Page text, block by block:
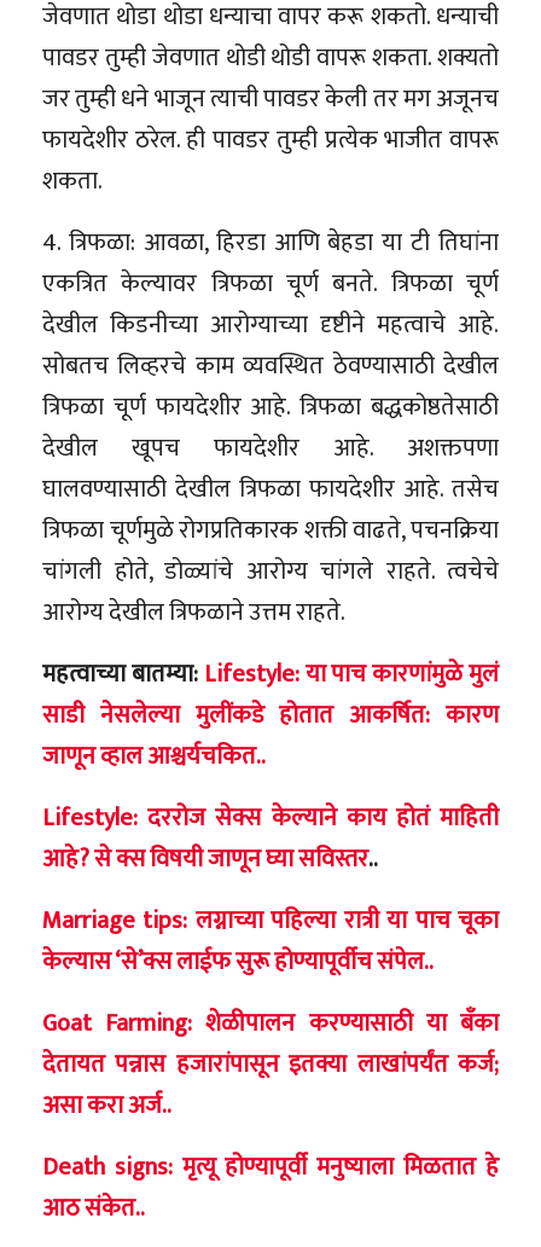
जेवणात थोडा थोडा धन्याचा वापर करू शकतो. धन्याची
पावडर तुम्ही जेवणात थोडी थोडी वापरू शकता. शक्यतो
जर तुम्ही धने भाजून त्याची पावडर केली तर मग अजूनच
फायदेशीर ठरेल. ही पावडर तुम्ही प्रत्येक भाजीत वापरू
शकता.
4. त्रिफळा: आवळा, हिरडा आणि बेहडा या टी तिघांना
एकत्रित केल्यावर त्रिफळा चूर्ण बनते. त्रिफळा चूर्ण
देखील किडनीच्या आरोग्याच्या दृष्टीने महत्वाचे आहे.
सोबतच लिव्हरचे काम व्यवस्थित ठेवण्यासाठी देखील
त्रिफळा चूर्ण फायदेशीर आहे. त्रिफळा बद्धकोष्ठतेसाठी
देखील खूपच फायदेशीर आहे. अशक्तपणा
घालवण्यासाठी देखील त्रिफळा फायदेशीर आहे. तसेच
त्रिफळा चूर्णमुळे रोगप्रतिकारक शक्ती वाढते, पचनक्रिया
चांगली होते, डोळ्यांचे आरोग्य चांगले राहते. त्वचेचे
आरोग्य देखील त्रिफळाने उत्तम राहते.
महत्वाच्या बातम्या: Lifestyle: या पाच कारणांमुळे मुलं
साडी नेसलेल्या मुलींकडे होतात आकर्षित: कारण
जाणून व्हाल आश्चर्यचकित..
Lifestyle: दररोज सेक्स केल्याने काय होतं माहिती
आहे? से क्स विषयी जाणून घ्या सविस्तर..
Marriage tips: लग्नाच्या पहिल्या रात्री या पाच चूका
केल्यास ‘से’क्स लाईफ सुरू होण्यापूर्वीच संपेल..
Goat Farming: शेळीपालन करण्यासाठी या बँका
देतायत पन्नास हजारांपासून इतक्या लाखांपर्यंत कर्ज;
असा करा अर्ज..
Death signs: मृत्यू होण्यापूर्वी मनुष्याला मिळतात हे
आठ संकेत..